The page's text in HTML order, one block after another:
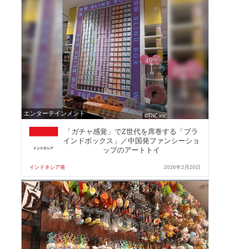
エンターテインメント
「ガチャ感覚」でZ世代を席巻する「ブラ
インドボックス」／中国発ファンシーショ
ップのアートトイ
インドネシア発 2026年2月20日